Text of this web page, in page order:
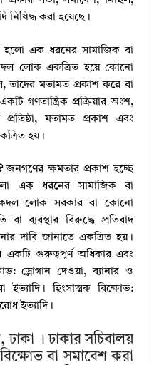
নিষিদ্ধ করা হয়েছে।
এক ধরনের সামাজিক বা
লোক একত্রিত হয়ে কোনো
তাদের মতামত প্রকাশ করে বা
গণতান্ত্রিক প্রক্রিয়ার অংশ,
মতামত প্রকাশ এবং
হয়।
জনগণের ক্ষমতার প্রকাশ হচ্ছে
এক ধরনের সামাজিক বা
লোক সরকার বা কোনো
বা ব্যবস্থার বিরুদ্ধে প্রতিবাদ
দাবি জানাতে একত্রিত হয়।
একটি গুরুত্বপূর্ণ অধিকার এবং
স্লোগান দেওয়া, ব্যানার ও
হিংসাত্মক বিক্ষোভ:
ইত্যাদি।
। ঢাকার সচিবালয়
বা সমাবেশ করা